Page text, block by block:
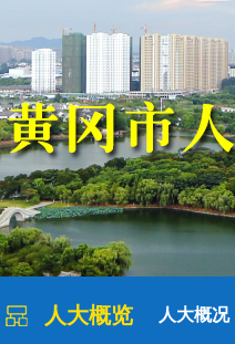
人大概览 人大概况